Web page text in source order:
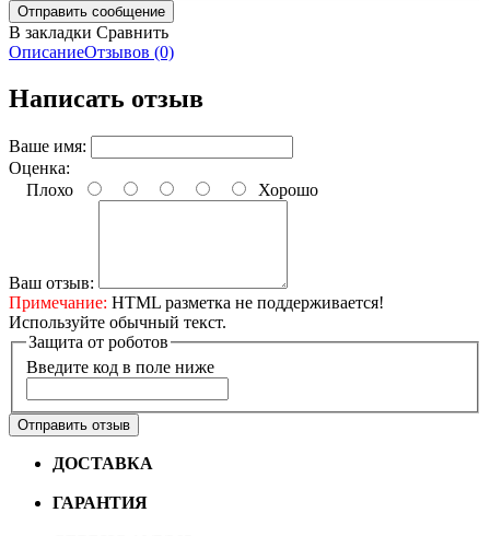
В закладки Сравнить
ОписаниеОтзывов (0)
Написать отзыв
Ваше имя:
Оценка:
Плохо
Хорошо
Ваш отзыв:
Примечание: HTML разметка не поддерживается!
Используйте обычный текст.
Защита от роботов
Введите код в поле ниже
Отправить отзыв
ДОСТАВКА
ГАРАНТИЯ